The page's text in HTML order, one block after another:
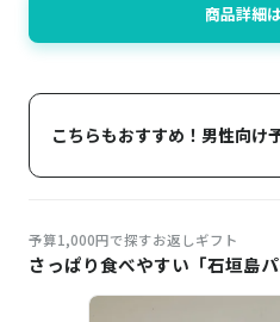
商品詳細
こちらもおすすめ！男性向け
予算1,000円で探すお返しギフト
さっぱり食べやすい「石垣島パ